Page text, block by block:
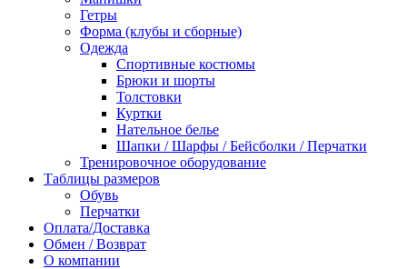
Гетры
Форма (клубы и сборные)
Одежда
Спортивные костюмы
Брюки и шорты
Толстовки
Куртки
Нательное белье
Шапки / Шарфы / Бейсболки / Перчатки
Тренировочное оборудование
Таблицы размеров
Обувь
Перчатки
Оплата/Доставка
Обмен / Возврат
О компании